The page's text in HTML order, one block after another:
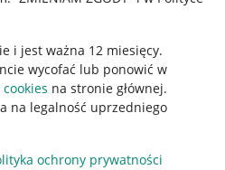
i jest ważna 12 miesięcy.
wycofać lub ponowić w
na stronie głównej.
na legalność uprzedniego
ochrony prywatności
akceptację